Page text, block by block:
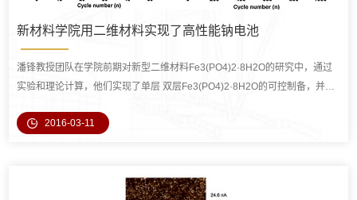
新材料学院用二维材料实现了高性能钠电池
潘锋教授团队在学院前期对新型二维材料Fe3(PO4)2·8H2O的研究中，通过
实验和理论计算，他们实现了单层 双层Fe3(PO4)2·8H2O的可控制备，并全
2016-03-11